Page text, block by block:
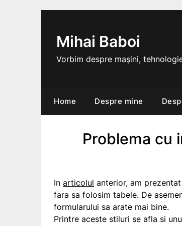
Mihai Baboi
Vorbim despre mașini,
Home Despre mine
Problema cu
In articolul anterior, am
fara sa folosim tabele. De
formularului sa arate mai bine.
Printre aceste stiluri se afla si